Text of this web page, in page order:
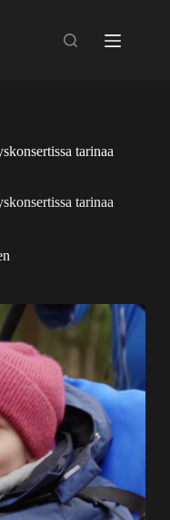
tarinaa
tarinaa